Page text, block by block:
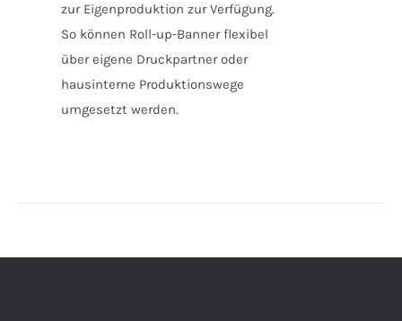
zur Eigenproduktion zur Verfügung.
So können Roll-up-Banner flexibel
über eigene Druckpartner oder
hausinterne Produktionswege
umgesetzt werden.